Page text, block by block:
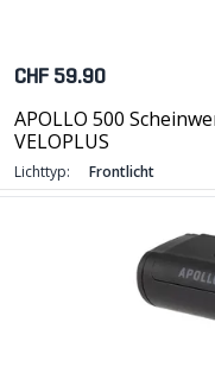
räumlichen
und betriebssicheren
eine exzellente
Anwendungsbereiche,
Veloplus-Tipp #106
CHF 59.90
APOLLO 500
VELOPLUS
Lichttyp: Frontlicht